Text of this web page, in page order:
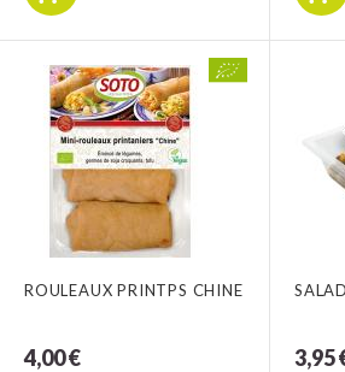
ROULEAUX PRINTPS CHINE
4,00 € 3,95